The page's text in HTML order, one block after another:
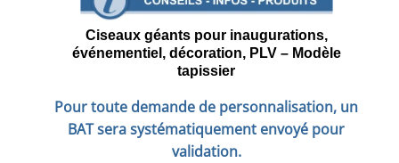
Ciseaux géants pour inaugurations,
événementiel, décoration, PLV – Modèle
tapissier
Pour toute demande de personnalisation, un
BAT sera systématiquement envoyé pour
validation.